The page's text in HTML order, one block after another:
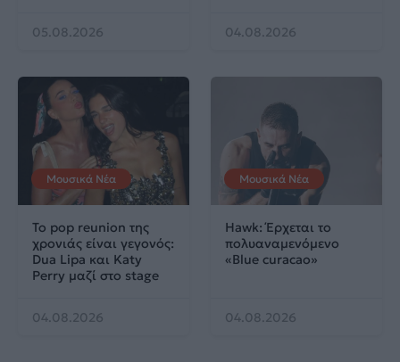
05.08.2026 04.08.2026
Μουσικά Νέα
Το pop reunion της
χρονιάς είναι γεγονός:
Dua Lipa και Katy
Perry μαζί στο stage
04.08.2026
Μουσικά Νέα
Hawk: Έρχεται το
πολυαναμενόμενο
«Blue curacao»
04.08.2026